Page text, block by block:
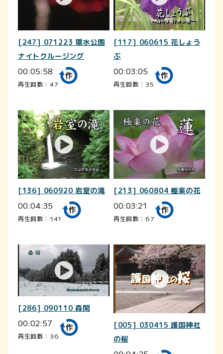
[247] 071223 環水公園
ナイトクルージング
00:05:58
再生回数：47
[117] 060615 花しょう
ぶ
00:03:05
再生回数：35
[136] 060920 岩室の滝
00:04:35
再生回数：141
[213] 060804 極楽の花
00:03:21
再生回数：67
[286] 090110 森閑
00:02:57
再生回数：36
[005] 030415 護国神社
の桜